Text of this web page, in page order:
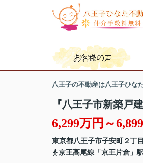
八王子の不動産は八王子ひな
『八王子市新築戸
6,299万円～
東京都八王子市子安町
２丁
京王高尾線「京王片倉」